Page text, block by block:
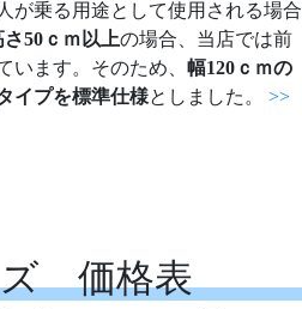
が乗る用途として使用される場合
50ｃｍ以上の場合、当店では前
います。そのため、 幅120ｃｍの
イプを標準仕様としました。 >>
ズ 価格表